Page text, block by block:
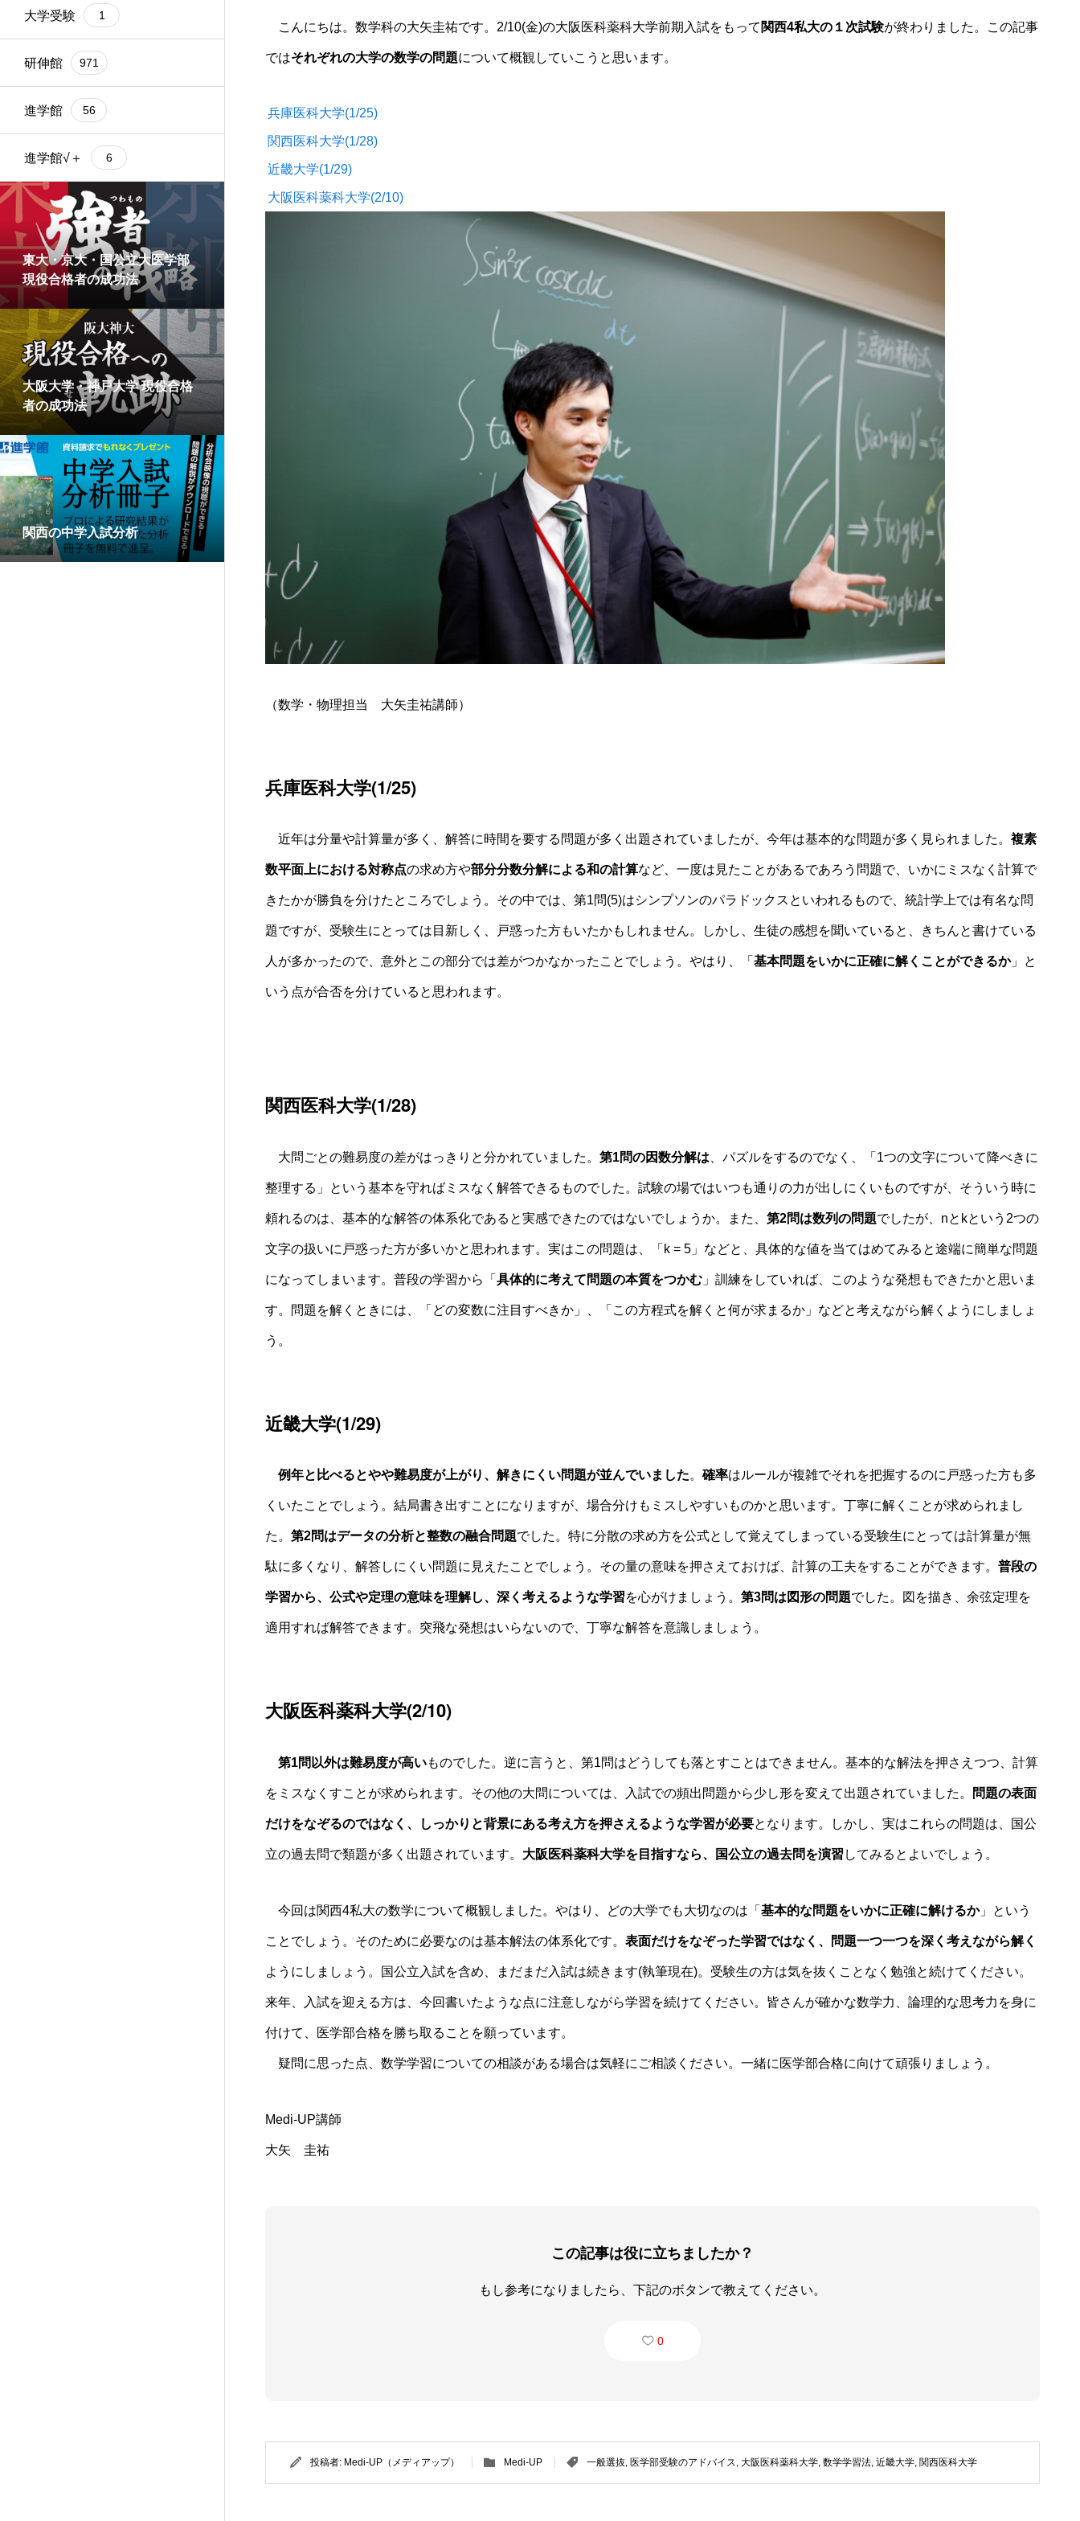
大学受験 1
研伸館 971
進学館 56
進学館√＋ 6
東大・京大・国公立大医学部
現役合格者の成功法
大阪大学・神戸大学 現役合格
者の成功法
関西の中学入試分析
こんにちは。数学科の大矢圭祐です。2/10(金)の大阪医科薬科大学前期入試をもって 関西4私大の１次試験が終わりました。この記事
ではそれぞれの大学の数学の問題について概観していこうと思います。
兵庫医科大学(1/25)
関西医科大学(1/28)
近畿大学(1/29)
大阪医科薬科大学(2/10)
（数学・物理担当 大矢圭祐講師）
兵庫医科大学(1/25)
近年は分量や計算量が多く、解答に時間を要する問題が多く出題されていましたが、今年は基本的な問題が多く見られました。 複素
数平面上における対称点の求め方や部分分数分解による和の計算など、一度は見たことがあるであろう問題で、いかにミスなく計算で
きたかが勝負を分けたところでしょう。その中では、第1問(5)はシンプソンのパラドックス といわれるもので、 統計学 上では有名な問
題ですが、受験生にとっては目新しく、戸惑った方もいたかもしれません。しかし、生徒の感想を聞いていると、きちんと書けている
人が多かったので、意外とこの部分では差がつかなかったことでしょう。やはり、「 基本問題をいかに正確に解くことができるか」と
いう点が合否を分けていると思われます。
関西医科大学(1/28)
大問ごとの難易度の差がはっきりと分かれていました。 第1問の因数分解は 、パズルをするのでなく、「1つの文字について降べきに
整理する」という基本を守ればミスなく解答できるものでした。試験の場ではいつも通りの力が出しにくいものですが、そういう時に
頼れるのは、基本的な解答の体系化であると実感できたのではないでしょうか。また、 第2問は数列の問題でしたが、nとkという2つの
文字の扱いに戸惑った方が多いかと思われます。実はこの問題は、「k = 5」などと、具体的な値を当てはめてみると途端に簡単な問題
になってしまいます。普段の学習から「 具体的に考えて問題の本質をつかむ 」訓練をしていれば、このような発想もできたかと思いま
す。問題を解くときには、「どの変数に注目すべきか」、「この方程式を解くと何が求まるか」などと考えながら解くようにしましょ
う。
近畿大学(1/29)
例年と比べるとやや難易度が上がり、解きにくい問題が並んでいました。 確率はルールが複雑でそれを把握するのに戸惑った方も多
くいたことでしょう。結局書き出すことになりますが、場合分けもミスしやすいものかと思います。丁寧に解くことが求められまし
た。 第2問はデータの分析と整数の融合問題でした。特に分散の求め方を公式として覚えてしまっている受験生にとっては計算量が無
駄に多くなり、解答しにくい問題に見えたことでしょう。その量の意味を押さえておけば、計算の工夫をすることができます。 普段の
学習から、公式や定理の意味を理解し、深く考えるような学習を心がけましょう。 第3問は図形の問題でした。図を描き、 余弦定理を
適用すれば解答できます。突飛な発想はいらないので、丁寧な解答を意識しましょう。
大阪医科薬科大学(2/10)
第1問以外は難易度が高いものでした。逆に言うと、第1問はどうしても落とすことはできません。基本的な解法を押さえつつ、計算
をミスなくすことが求められます。その他の大問については、入試での頻出問題から少し形を変えて出題されていました。 問題の表面
だけをなぞるのではなく、しっかりと背景にある考え方を押さえるような学習が必要となります。しかし、実はこれらの問題は、国公
立の過去問で類題が多く出題されています。 大阪医科薬科大学を目指すなら、国公立の過去問を演習 してみるとよいでしょう。
今回は関西4私大の数学について概観しました。やはり、どの大学でも大切なのは「 基本的な問題をいかに正確に解けるか」という
ことでしょう。そのために必要なのは基本解法の体系化です。 表面だけをなぞった学習ではなく、問題一つ一つを深く考えながら解く
ようにしましょう。国公立入試を含め、まだまだ入試は続きます(執筆現在)。受験生の方は気を抜くことなく勉強と続けてください。
来年、入試を迎える方は、今回書いたような点に注意しながら学習を続けてください。皆さんが確かな数学力、論理的な思考力を身に
付けて、医学部合格を勝ち取ることを願っています。
疑問に思った点、数学学習についての相談がある場合は気軽にご相談ください。一緒に医学部合格に向けて頑張りましょう。
Medi-UP講師
大矢 圭祐
この記事は役に立ちましたか？
もし参考になりましたら、下記のボタンで教えてください。
0
投稿者: Medi-UP（メディアップ） Medi-UP 一般選抜, 医学部受験のアドバイス, 大阪医科薬科大学, 数学学習法, 近畿大学, 関西医科大学